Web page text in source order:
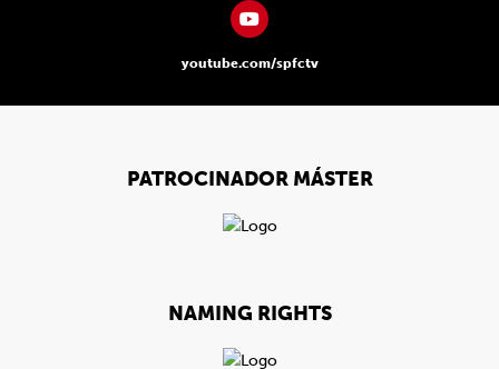
youtube.com/spfctv
PATROCINADOR MÁSTER
NAMING RIGHTS